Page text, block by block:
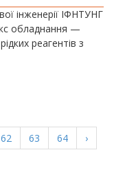
інженерії ІФНТУНГ
обладнання —
реагентів з
Page
62 Page
63 Page
64
›